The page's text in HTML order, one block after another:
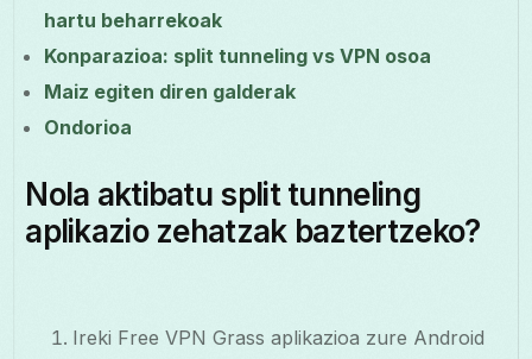
hartu beharrekoak
Konparazioa: split tunneling vs VPN osoa
Maiz egiten diren galderak
Ondorioa
Nola aktibatu split tunneling
aplikazio zehatzak baztertzeko?
Ireki Free VPN Grass aplikazioa zure Android